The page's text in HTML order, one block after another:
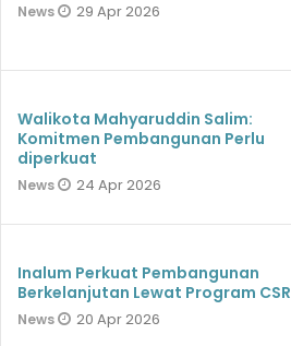
News 29 Apr 2026
Walikota Mahyaruddin Salim:
Komitmen Pembangunan Perlu
diperkuat
News 24 Apr 2026
Inalum Perkuat Pembangunan
Berkelanjutan Lewat Program CSR
News 20 Apr 2026